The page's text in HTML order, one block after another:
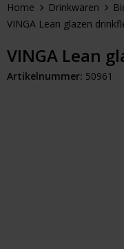
Drinkwaren
Tassen & Reizen
Sleutelhangers
Alle promosnoepje
Zomer
Kerst
Thule
Alle merken
Home Drinkwaren
VINGA Lean glazen
VINGA Lean
Artikelnummer: 50961